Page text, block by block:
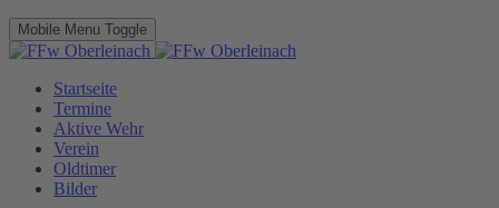
Mobile Menu Toggle
Startseite
Termine
Aktive Wehr
Verein
Oldtimer
Bilder